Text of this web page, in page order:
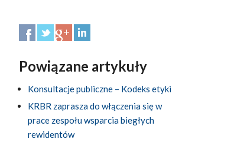
Powiązane artykuły
Konsultacje publiczne – Kodeks etyki
KRBR zaprasza do włączenia się w
prace zespołu wsparcia biegłych
rewidentów